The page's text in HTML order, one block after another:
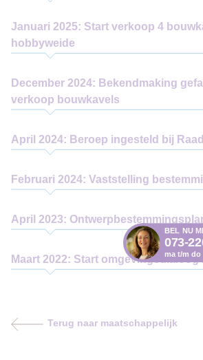
BEL NU
073-
ma t/m
Januari 2025: Start verkoop 4
hobbyweide
December 2024: Bekendmaking
verkoop bouwkavels
April 2024: Beroep ingesteld bij
Februari 2024: Vaststelling
April 2023:
Maart 2022: Start
Terug naar maatschappelijk